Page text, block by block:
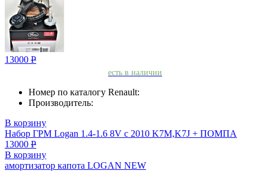
13000 Р
есть в наличии
Номер по каталогу Renault:
Производитель:
В корзину
Набор ГРМ Logan 1.4-1.6 8V с 2010 K7M,K7J + ПОМПА
13000 Р
В корзину
амортизатор капота LOGAN NEW